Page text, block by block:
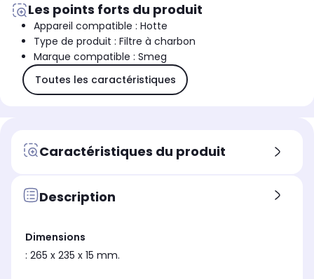
Les points forts du produit
Appareil compatible : Hotte
Type de produit : Filtre à charbon
Marque compatible : Smeg
Toutes les caractéristiques
Caractéristiques du produit
Description
Dimensions
: 265 x 235 x 15 mm.